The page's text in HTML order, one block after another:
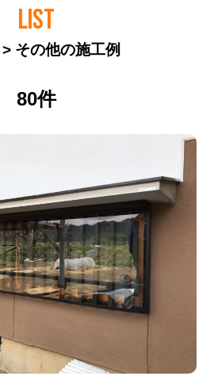
LIST
その他の施工例
80件